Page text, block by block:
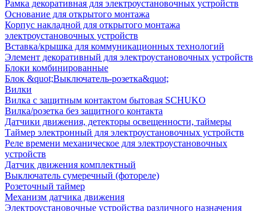
Рамка декоративная для электроустановочных устройств
Основание для открытого монтажа
Корпус накладной для открытого монтажа
электроустановочных устройств
Вставка/крышка для коммуникационных технологий
Элемент декоративный для электроустановочных устройств
Блоки комбинированные
Блок &quot;Выключатель-розетка&quot;
Вилки
Вилка с защитным контактом бытовая SCHUKO
Вилка/розетка без защитного контакта
Датчики движения, детекторы освещенности, таймеры
Таймер электронный для электроустановочных устройств
Реле времени механическое для электроустановочных
устройств
Датчик движения комплектный
Выключатель сумеречный (фотореле)
Розеточный таймер
Механизм датчика движения
Электроустановочные устройства различного назначения